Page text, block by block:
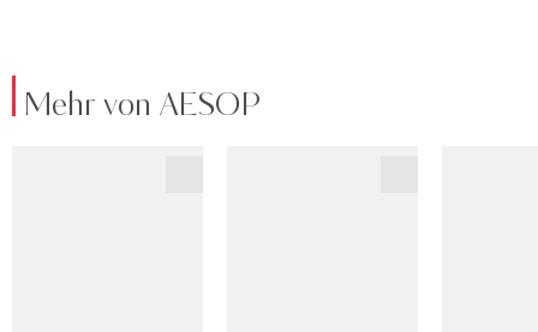
Mehr von AESOP